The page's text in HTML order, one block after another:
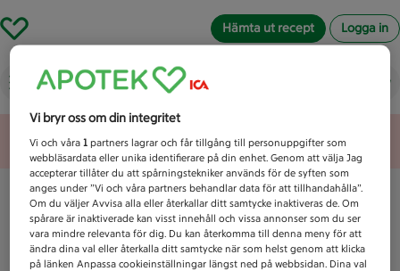
Hämta ut recept Logga in
Vad letar du efter idag?
Unknown error
Vi bryr oss om din integritet
Vi och våra1 partners lagrar och får tillgång till personuppgifter som
webbläsardata eller unika identifierare på din enhet. Genom att välja Jag
accepterar tillåter du att spårningstekniker används för de syften som
anges under ”Vi och våra partners behandlar data för att tillhandahålla”.
Om du väljer Avvisa alla eller återkallar ditt samtycke inaktiveras de. Om
spårare är inaktiverade kan visst innehåll och vissa annonser som du ser
vara mindre relevanta för dig. Du kan återkomma till denna meny för att
ändra dina val eller återkalla ditt samtycke när som helst genom att klicka
på länken Anpassa cookieinställningar längst ned på webbsidan. Dina val